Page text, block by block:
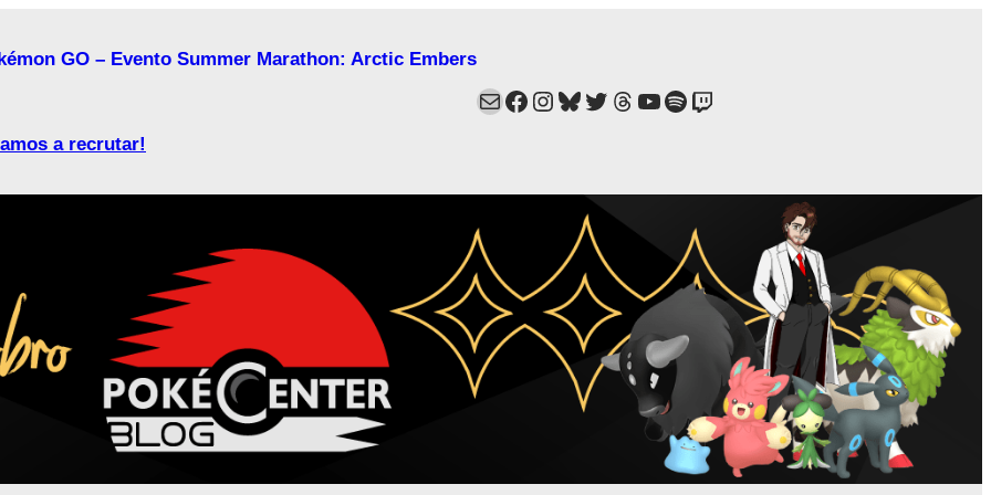
GO – Evento Summer Marathon: Arctic Embers
a recrutar!
MailFacebook
Instagram
Bluesky
Twitter
Estamos no Threads!
YouTube
Spotify
Twitch